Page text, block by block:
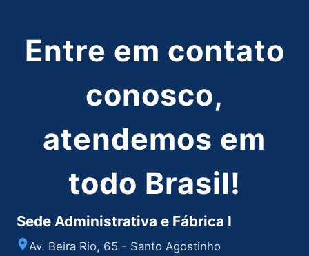
Entre em contato
conosco,
atendemos em
todo Brasil!
Sede Administrativa e Fábrica I
Av. Beira Rio, 65 - Santo Agostinho